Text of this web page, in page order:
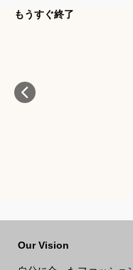
もうすぐ終了
Our Vision